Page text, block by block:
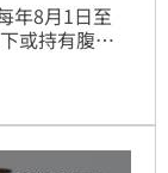
年8月1日至
或持有腹甲
台幣15萬
星梭子蟹、遠
公分，以及旭